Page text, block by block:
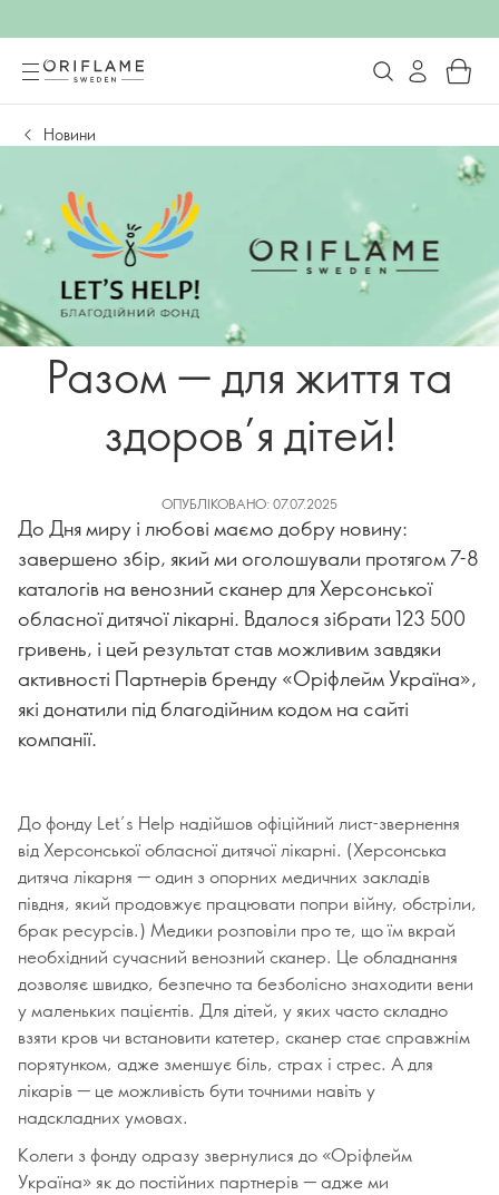
Новини
Разом — для життя та
здоров’я дітей!
ОПУБЛІКОВАНО: 07.07.2025
До Дня миру і любові маємо добру новину:
завершено збір, який ми оголошували протягом 7-8
каталогів на венозний сканер для Херсонської
обласної дитячої лікарні. Вдалося зібрати 123 500
гривень, і цей результат став можливим завдяки
активності Партнерів бренду «Оріфлейм Україна»,
які донатили під благодійним кодом на сайті
компанії.
До фонду Let’s Help надійшов офіційний лист-звернення
від Херсонської обласної дитячої лікарні. (Херсонська
дитяча лікарня — один з опорних медичних закладів
півдня, який продовжує працювати попри війну, обстріли,
брак ресурсів.) Медики розповіли про те, що їм вкрай
необхідний сучасний венозний сканер. Це обладнання
дозволяє швидко, безпечно та безболісно знаходити вени
у маленьких пацієнтів. Для дітей, у яких часто складно
взяти кров чи встановити катетер, сканер стає справжнім
порятунком, адже зменшує біль, страх і стрес. А для
лікарів — це можливість бути точними навіть у
надскладних умовах.
Колеги з фонду одразу звернулися до «Оріфлейм
Україна» як до постійних партнерів — адже ми